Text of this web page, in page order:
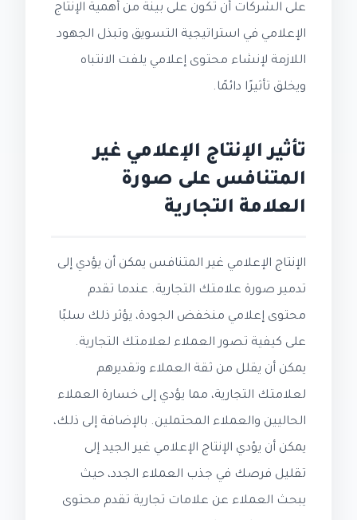
على الشركات أن تكون على بينة من أهمية الإنتاج
الإعلامي في استراتيجية التسويق وتبذل الجهود
اللازمة لإنشاء محتوى إعلامي يلفت الانتباه
ويخلق تأثيرًا دائمًا.
تأثير الإنتاج الإعلامي غير
المتنافس على صورة
العلامة التجارية
الإنتاج الإعلامي غير المتنافس يمكن أن يؤدي إلى
تدمير صورة علامتك التجارية. عندما تقدم
محتوى إعلامي منخفض الجودة، يؤثر ذلك سلبًا
على كيفية تصور العملاء لعلامتك التجارية.
يمكن أن يقلل من ثقة العملاء وتقديرهم
لعلامتك التجارية، مما يؤدي إلى خسارة العملاء
الحاليين والعملاء المحتملين. بالإضافة إلى ذلك،
يمكن أن يؤدي الإنتاج الإعلامي غير الجيد إلى
تقليل فرصك في جذب العملاء الجدد، حيث
يبحث العملاء عن علامات تجارية تقدم محتوى